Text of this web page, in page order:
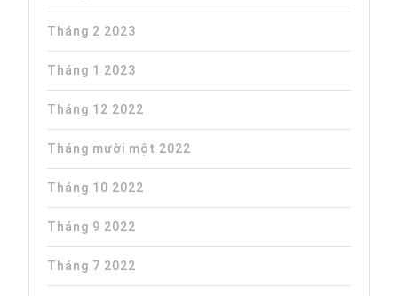
Tháng 2 2023
Tháng 1 2023
Tháng 12 2022
Tháng mười một 2022
Tháng 10 2022
Tháng 9 2022
Tháng 7 2022